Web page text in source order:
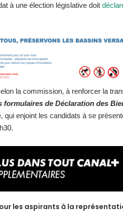
à une élection législative doit
la commission, à renforcer la
formulaires de Déclaration des
qui enjoint les candidats à se
les aspirants à la